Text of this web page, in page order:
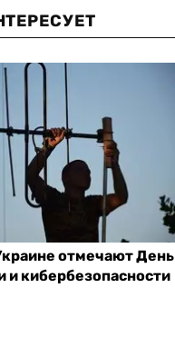
отмечают День
и кибербезопасности